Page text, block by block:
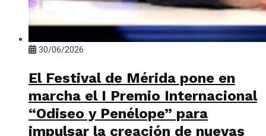
30/06/2026
El Festival de Mérida pone en
marcha el I Premio Internacional
“Odiseo y Penélope” para
impulsar la creación de nuevas